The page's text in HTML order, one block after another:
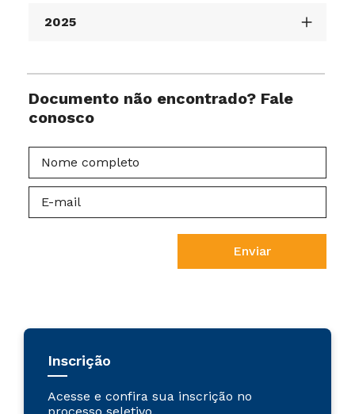
2025
Documento não encontrado? Fale
conosco
Enviar
Inscrição
Acesse e confira sua inscrição no
processo seletivo.